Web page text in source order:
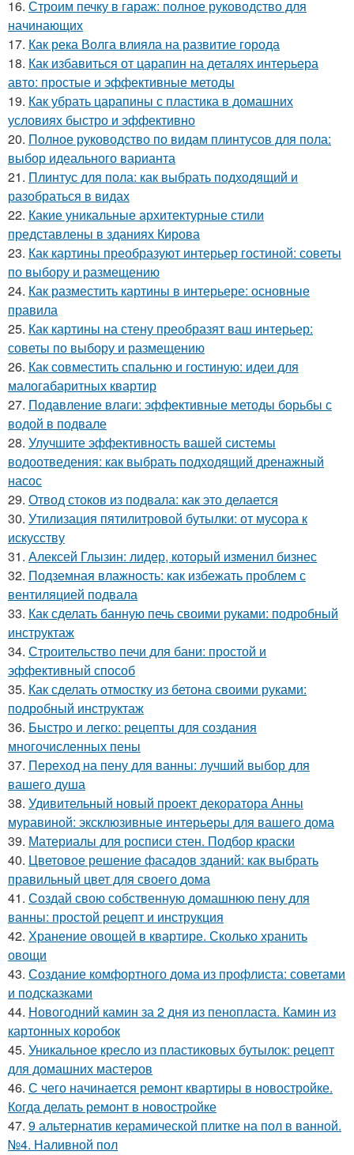
16. Строим печку в гараж: полное руководство для
начинающих
17. Как река Волга влияла на развитие города
18. Как избавиться от царапин на деталях интерьера
авто: простые и эффективные методы
19. Как убрать царапины с пластика в домашних
условиях быстро и эффективно
20. Полное руководство по видам плинтусов для пола:
выбор идеального варианта
21. Плинтус для пола: как выбрать подходящий и
разобраться в видах
22. Какие уникальные архитектурные стили
представлены в зданиях Кирова
23. Как картины преобразуют интерьер гостиной: советы
по выбору и размещению
24. Как разместить картины в интерьере: основные
правила
25. Как картины на стену преобразят ваш интерьер:
советы по выбору и размещению
26. Как совместить спальню и гостиную: идеи для
малогабаритных квартир
27. Подавление влаги: эффективные методы борьбы с
водой в подвале
28. Улучшите эффективность вашей системы
водоотведения: как выбрать подходящий дренажный
насос
29. Отвод стоков из подвала: как это делается
30. Утилизация пятилитровой бутылки: от мусора к
искусству
31. Алексей Глызин: лидер, который изменил бизнес
32. Подземная влажность: как избежать проблем с
вентиляцией подвала
33. Как сделать банную печь своими руками: подробный
инструктаж
34. Строительство печи для бани: простой и
эффективный способ
35. Как сделать отмостку из бетона своими руками:
подробный инструктаж
36. Быстро и легко: рецепты для создания
многочисленных пены
37. Переход на пену для ванны: лучший выбор для
вашего душа
38. Удивительный новый проект декоратора Анны
муравиной: эксклюзивные интерьеры для вашего дома
39. Материалы для росписи стен. Подбор краски
40. Цветовое решение фасадов зданий: как выбрать
правильный цвет для своего дома
41. Создай свою собственную домашнюю пену для
ванны: простой рецепт и инструкция
42. Хранение овощей в квартире. Сколько хранить
овощи
43. Создание комфортного дома из профлиста: советами
и подсказками
44. Новогодний камин за 2 дня из пенопласта. Камин из
картонных коробок
45. Уникальное кресло из пластиковых бутылок: рецепт
для домашних мастеров
46. С чего начинается ремонт квартиры в новостройке.
Когда делать ремонт в новостройке
47. 9 альтернатив керамической плитке на пол в ванной.
№4. Наливной пол